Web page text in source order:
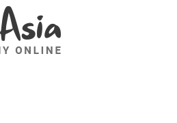
Jsem tady pro vás!